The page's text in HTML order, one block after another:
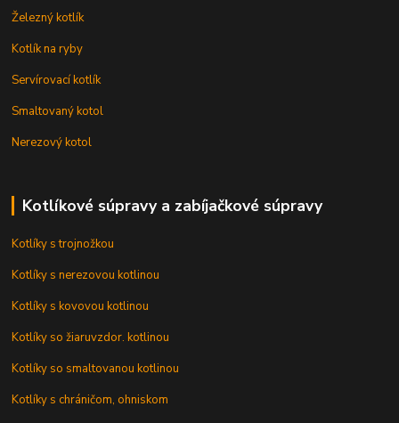
Železný kotlík
Kotlík na ryby
Servírovací kotlík
Smaltovaný kotol
Nerezový kotol
Kotlíkové súpravy a zabíjačkové súpravy
Kotlíky s trojnožkou
Kotlíky s nerezovou kotlinou
Kotlíky s kovovou kotlinou
Kotlíky so žiaruvzdor. kotlinou
Kotlíky so smaltovanou kotlinou
Kotlíky s chráničom, ohniskom